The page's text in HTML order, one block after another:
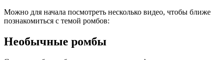
Можно для начала посмотреть несколько видео, чтобы ближе
познакомиться с темой ромбов:
Необычные ромбы